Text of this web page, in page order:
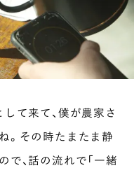
て来て、僕が農家さ
。その時たまたま静
、話の流れで「一緒